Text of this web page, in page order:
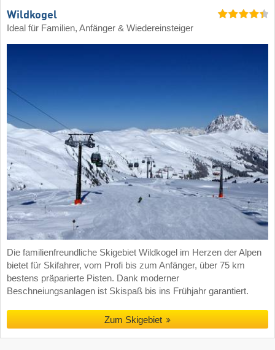
Wildkogel
Ideal für Familien, Anfänger & Wiedereinsteiger
Die familienfreundliche Skigebiet Wildkogel im Herzen der Alpen
bietet für Skifahrer, vom Profi bis zum Anfänger, über 75 km
bestens präparierte Pisten. Dank moderner
Beschneiungsanlagen ist Skispaß bis ins Frühjahr garantiert.
Zum Skigebiet